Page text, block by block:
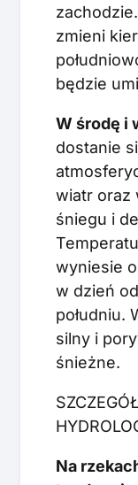
zmieni
będzie
W środę i
dostanie
wiatr oraz
śniegu i
wyniesie
w dzień
południu.
silny i
śnieżne.
Na